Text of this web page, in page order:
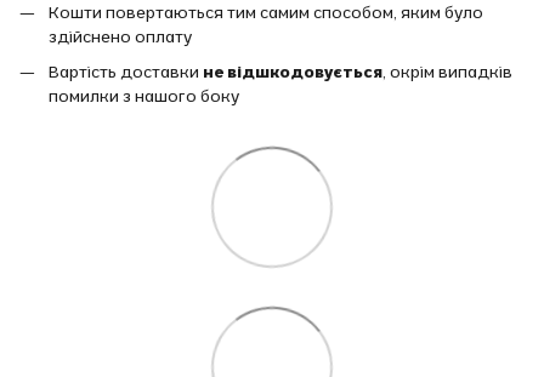
Кошти повертаються тим самим способом, яким було
здійснено оплату
Вартість доставки не відшкодовується , окрім випадків
помилки з нашого боку